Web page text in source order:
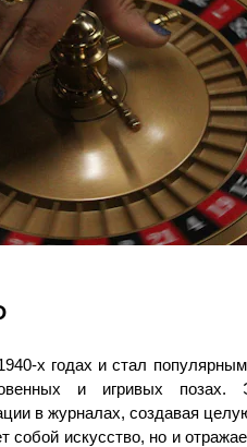
х годах и стал
и игривых позах.
в журналах, создавая
собой искусство, но и